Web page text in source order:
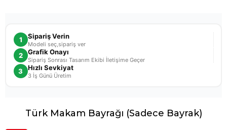
1 Sipariş Verin
Modeli seç,sipariş ver
2 Grafik Onayı
Sipariş Sonrası Tasarım Ekibi İletişime Geçer
3 Hızlı Sevkiyat
3 İş Günü Üretim
Türk Makam Bayrağı (Sadece Bayrak)